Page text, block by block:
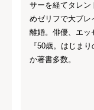
サーを経てタレン
めゼリフで大ブレ
離婚。俳優、エッ
『50歳。はじま
か著書多数。